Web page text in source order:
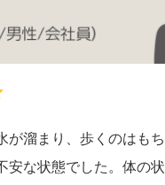
が溜まり、歩くのはも
安な状態でした。体の